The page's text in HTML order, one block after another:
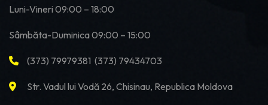
Luni-Vineri 09:00 – 18:00
Sâmbăta-Duminica 09:00 – 15:00
(373) 79979381 (373) 79434703
Str. Vadul lui Vodă 26, Chisinau, Republica Moldova